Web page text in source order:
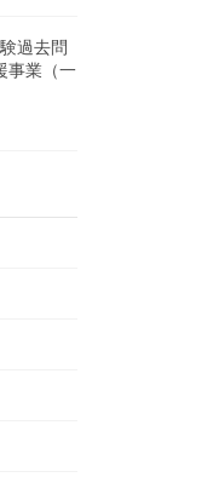
過去問
業（一